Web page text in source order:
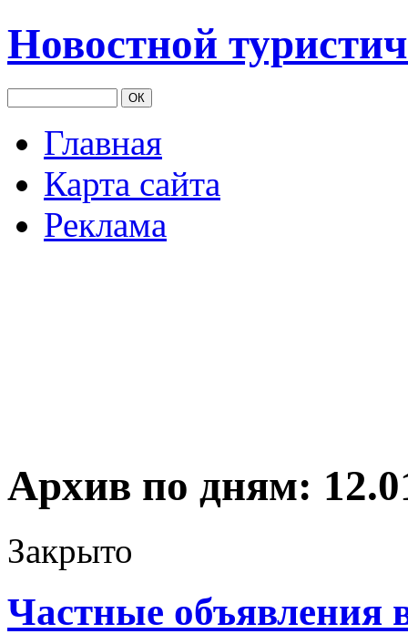
Новостной
Главная
Карта сайта
Реклама
Архив по дням:
Закрыто
Частные объявления